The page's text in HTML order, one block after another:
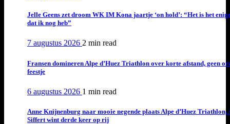
Jelle Geens zet droom WK IM Kona jaartje ‘on hold’: “Het is het
dat ik nog heb”
7 augustus 2026 2 min read
Fransen domineren Alpe d’Huez Triathlon over korte afstand, geen
feestje
6 augustus 2026 1 min read
Anne Knijnenburg naar mooie negende plaats Alpe d’Huez Triathlon,
Siffert wint derde keer op rij